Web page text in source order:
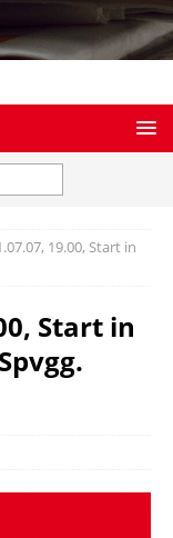
19.00, Start in
Start in